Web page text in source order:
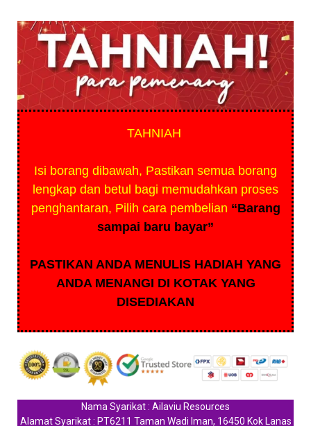
TAHNIAH
Isi borang dibawah, Pastikan semua borang
lengkap dan betul bagi memudahkan proses
penghantaran, Pilih cara pembelian “Barang
sampai baru bayar”
PASTIKAN ANDA MENULIS HADIAH YANG
ANDA MENANGI DI KOTAK YANG
DISEDIAKAN
Nama Syarikat : Ailaviu Resources
Alamat Syarikat : PT6211 Taman Wadi Iman, 16450 Kok Lanas